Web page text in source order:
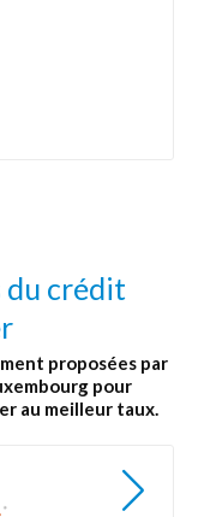
du crédit
proposées par
pour
au meilleur taux.